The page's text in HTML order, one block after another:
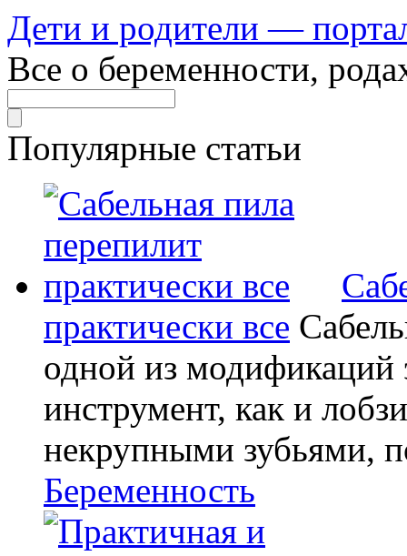
Дети и родители —
Все о беременности,
Популярные статьи
практически все
одной из модификаций
инструмент, как и
некрупными зубьями,
Беременность